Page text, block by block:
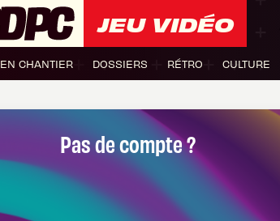
JEU VIDÉO
EN CHANTIER DOSSIERS RÉTRO CULTURE
Pas de compte ?